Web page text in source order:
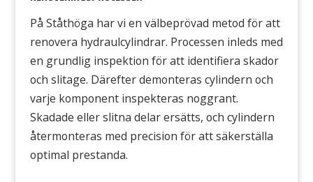
På Ståthöga har vi en välbeprövad metod för att
renovera hydraulcylindrar. Processen inleds med
en grundlig inspektion för att identifiera skador
och slitage. Därefter demonteras cylindern och
varje komponent inspekteras noggrant.
Skadade eller slitna delar ersätts, och cylindern
återmonteras med precision för att säkerställa
optimal prestanda.